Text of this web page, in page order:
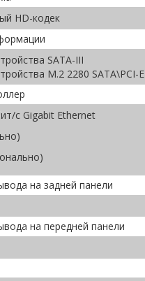
HD-кодек
SATA-III
M.2 2280 SATA\PCI-E
с Gigabit Ethernet
на задней панели
на передней панели